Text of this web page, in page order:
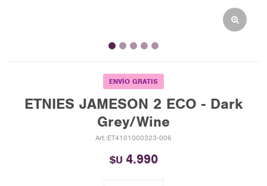
ENVÍO GRATIS
ETNIES JAMESON 2 ECO - Dark
Grey/Wine
ET4101000323-006
$U 4.990